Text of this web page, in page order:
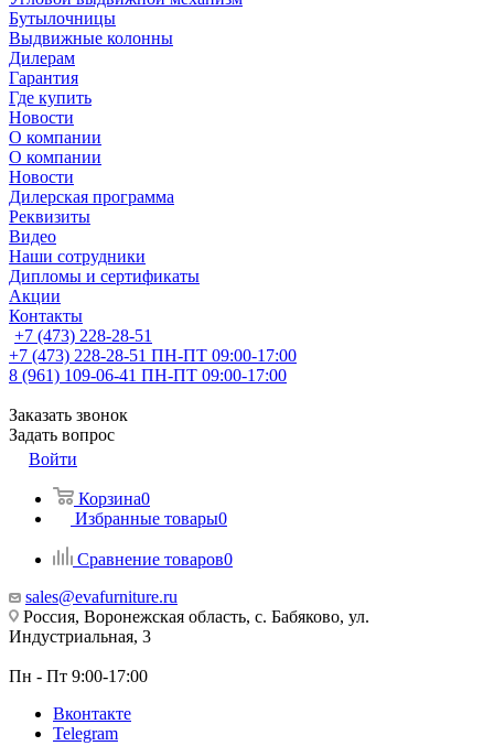
Бутылочницы
Выдвижные колонны
Дилерам
Гарантия
Где купить
Новости
О компании
О компании
Новости
Дилерская программа
Реквизиты
Видео
Наши сотрудники
Дипломы и сертификаты
Акции
Контакты
+7 (473) 228-28-51
+7 (473) 228-28-51 ПН-ПТ 09:00-17:00
8 (961) 109-06-41 ПН-ПТ 09:00-17:00
Заказать звонок
Задать вопрос
Войти
Корзина0
Избранные товары0
Сравнение товаров0
sales@evafurniture.ru
Россия, Воронежская область, с. Бабяково, ул.
Индустриальная, 3
Пн - Пт 9:00-17:00
Вконтакте
Telegram